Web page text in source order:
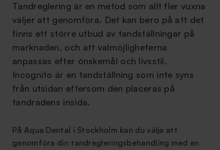
Tandreglering är en metod som allt fler vuxna
väljer att genomföra. Det kan bero på att det
finns ett större utbud av tandställningar på
marknaden, och att valmöjligheterna
anpassas efter önskemål och livsstil.
Incognito är en tandställning som inte syns
från utsidan eftersom den placeras på
tandradens insida.
På Aqua Dental i Stockholm kan du välja att
genomföra din tandregleringsbehandling med en